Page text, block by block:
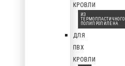
КРОВЛИ
ИЗ
ТЕРМОПЛАСТИЧНОГО
ПОЛИПРОПИЛЕНА
ДЛЯ
ПВХ
КРОВЛИ